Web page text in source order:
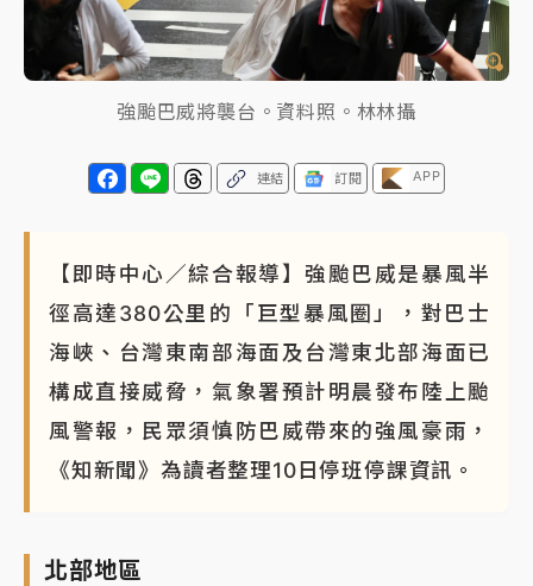
處置制度大變革！ 證交所今起縮短股票「關禁閉」天
數與撮合時間
到來時引起我的好奇
白海豚颱風解除海警 西南風來了！4縣市大雨特報、各
地午後雷雨
標？ 鴻海本週法說法人關注的四大重點
NBA｜ 傳奇名帥驚傳離世！曾以「瘋狂籃球」震撼聯
盟 兩大愛徒向他致
強颱巴威將襲台。資料照。林林攝
連結 訂閱 APP
【即時中心／綜合報導】強颱巴威是暴風半
徑高達380公里的「巨型暴風圈」，對巴士
海峽、台灣東南部海面及台灣東北部海面已
構成直接威脅，氣象署預計明晨發布陸上颱
風警報，民眾須慎防巴威帶來的強風豪雨，
《知新聞》為讀者整理10日停班停課資訊。
北部地區